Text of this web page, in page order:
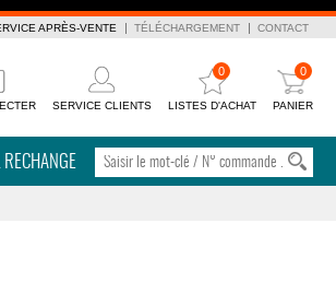
APRÈS-VENTE TÉLÉCHARGEMENT CONTACT
SERVICE CLIENTS
0
LISTES D'ACHAT
0
PANIER
RECHANGE